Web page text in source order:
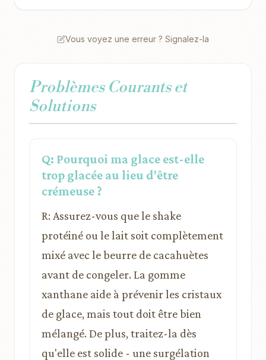
Vous voyez une erreur ? Signalez-la
Problèmes Courants et
Solutions
Q: Pourquoi ma glace est-elle
trop glacée au lieu d'être
crémeuse ?
R: Assurez-vous que le shake
protéiné ou le lait soit complètement
mixé avec le beurre de cacahuètes
avant de congeler. La gomme
xanthane aide à prévenir les cristaux
de glace, mais tout doit être bien
mélangé. De plus, traitez-la dès
qu'elle est solide - une surgélation